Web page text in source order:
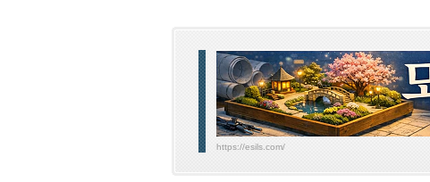
https://esils.com/